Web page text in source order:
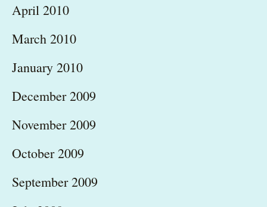
April 2010
March 2010
January 2010
December 2009
November 2009
October 2009
September 2009